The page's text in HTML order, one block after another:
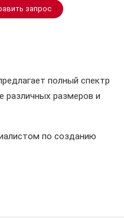
запрос
полный спектр
различных размеров и
по созданию